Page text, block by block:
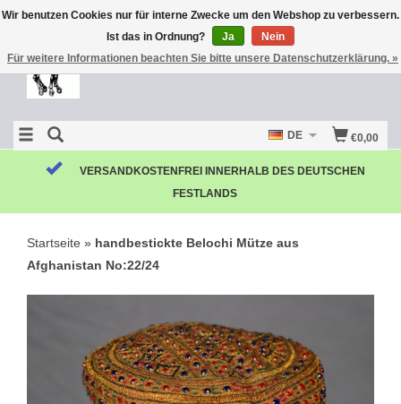
€0,00
DE
VERSANDKOSTENFREI INNERHALB DES DEUTSCHEN
FESTLANDS
Startseite » handbestickte Belochi Mütze aus
Afghanistan No:22/24
Wir benutzen Cookies nur für interne Zwecke um den Webshop zu verbessern.
Ist das in Ordnung?
Ja
Nein
Für weitere Informationen beachten Sie bitte unsere Datenschutzerklärung. »